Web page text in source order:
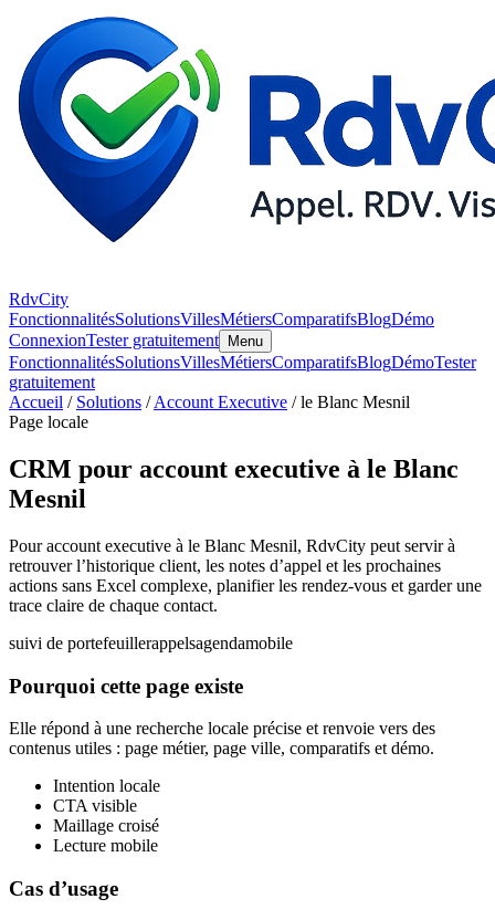
RdvCity
FonctionnalitésSolutionsVillesMétiersComparatifsBlogDémo
ConnexionTester gratuitement Menu
FonctionnalitésSolutionsVillesMétiersComparatifsBlogDémoTester
gratuitement
Accueil / Solutions /Account Executive / le Blanc Mesnil
Page locale
CRM pour account executive à le Blanc
Mesnil
Pour account executive à le Blanc Mesnil, RdvCity peut servir à
retrouver l’historique client, les notes d’appel et les prochaines
actions sans Excel complexe, planifier les rendez-vous et garder une
trace claire de chaque contact.
suivi de portefeuillerappelsagendamobile
Pourquoi cette page existe
Elle répond à une recherche locale précise et renvoie vers des
contenus utiles : page métier, page ville, comparatifs et démo.
Intention locale
CTA visible
Maillage croisé
Lecture mobile
Cas d’usage